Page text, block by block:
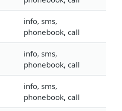
info, sms,
phonebook, call
info, sms,
phonebook, call
info, sms,
phonebook, call